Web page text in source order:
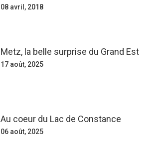
08 avril, 2018
Metz, la belle surprise du Grand Est
17 août, 2025
Au coeur du Lac de Constance
06 août, 2025